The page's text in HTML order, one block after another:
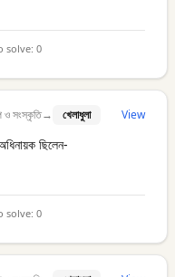
solve: 0
ও সংস্কৃতি→ খেলাধুলা View
ছিলেন-
solve: 0